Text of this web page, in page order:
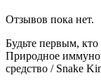
Отзывов пока нет.
Будьте первым,
Природное
средство / Snake